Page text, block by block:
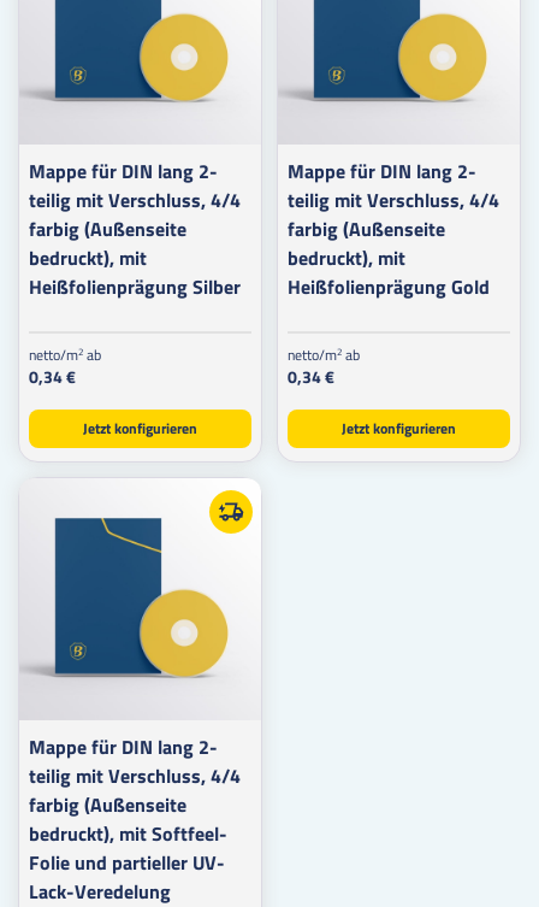
Mappe für DIN lang 2-
teilig mit Verschluss, 4/4
farbig (Außenseite
bedruckt), mit
Heißfolienprägung Silber
netto/m2 ab
0,34 €
Jetzt konfigurieren
Mappe für DIN lang 2-
teilig mit Verschluss, 4/4
farbig (Außenseite
bedruckt), mit
Heißfolienprägung Gold
netto/m2 ab
0,34 €
Jetzt konfigurieren
Mappe für DIN lang 2-
teilig mit Verschluss, 4/4
farbig (Außenseite
bedruckt), mit Softfeel-
Folie und partieller UV-
Lack-Veredelung